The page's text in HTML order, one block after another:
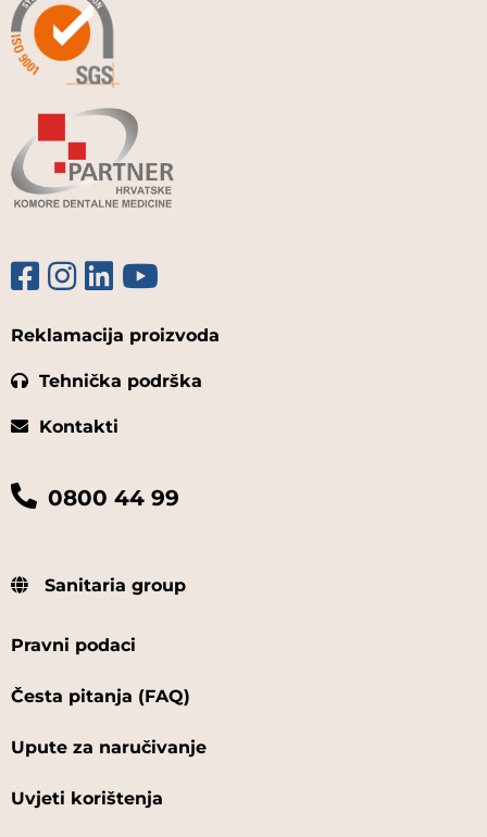
Reklamacija proizvoda
Tehnička podrška
Kontakti
0800 44 99
Sanitaria group
Pravni podaci
Česta pitanja (FAQ)
Upute za naručivanje
Uvjeti korištenja